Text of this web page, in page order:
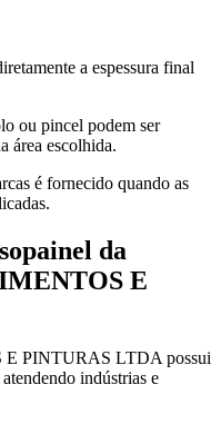
a espessura final
ou pincel podem ser
área escolhida.
é fornecido quando as
da
E
PINTURAS LTDA possui
indústrias e